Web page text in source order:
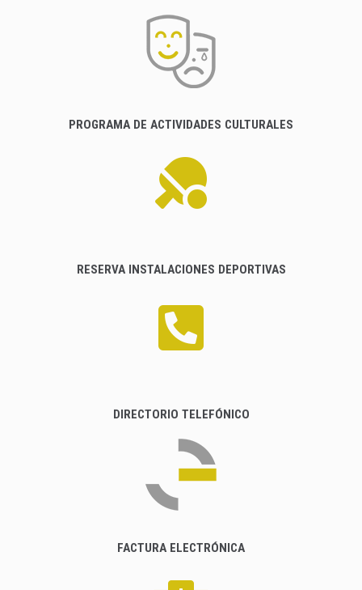
PROGRAMA DE ACTIVIDADES CULTURALES
RESERVA INSTALACIONES DEPORTIVAS
DIRECTORIO TELEFÓNICO
FACTURA ELECTRÓNICA